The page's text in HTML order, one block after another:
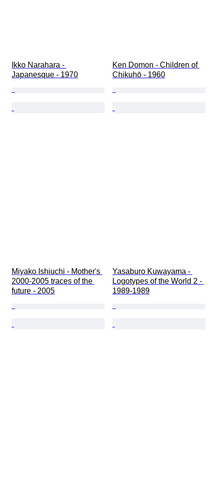
Ikko Narahara -
Japanesque - 1970
Ken Domon - Children of
Chikuhō - 1960
Miyako Ishiuchi - Mother's
2000-2005 traces of the
future - 2005
Yasaburo Kuwayama -
Logotypes of the World 2 -
1989-1989